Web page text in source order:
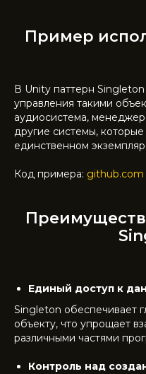
Пример
В Unity паттерн Singleton
управления такими
аудиосистема,
другие системы,
единственном
Код примера: github.com
Единый доступ к
Singleton обеспечивает
объекту, что упрощает
различными частями
Контроль над